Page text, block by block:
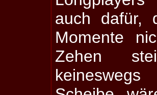
auch dafür,
Momente
Zehen